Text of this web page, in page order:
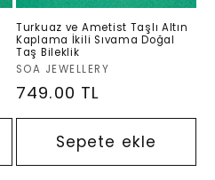
Turkuaz ve Ametist Taşlı Altın
Kaplama İkili Sıvama Doğal
Taş Bileklik
Satıcı:
SOA JEWELLERY
Normal
fiyat
749.00 TL
Sepete ekle